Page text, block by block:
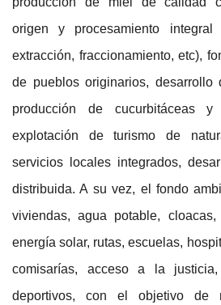
origen y procesamiento
extracción, fraccionamiento, etc),
de pueblos originarios, desarrollo
producción de cucurbitáceas y
explotación de turismo de
servicios locales integrados,
distribuida. A su vez, el fondo
viviendas, agua potable,
energía solar, rutas, escuelas,
comisarías, acceso a la
deportivos, con el objetivo de